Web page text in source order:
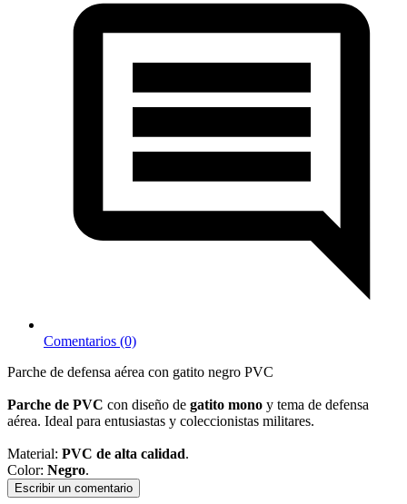
Comentarios (0)
Parche de defensa aérea con gatito negro PVC
Parche de PVC con diseño de gatito mono y tema de defensa
aérea. Ideal para entusiastas y coleccionistas militares.
Material: PVC de alta calidad.
Color: Negro.
Escribir un comentario